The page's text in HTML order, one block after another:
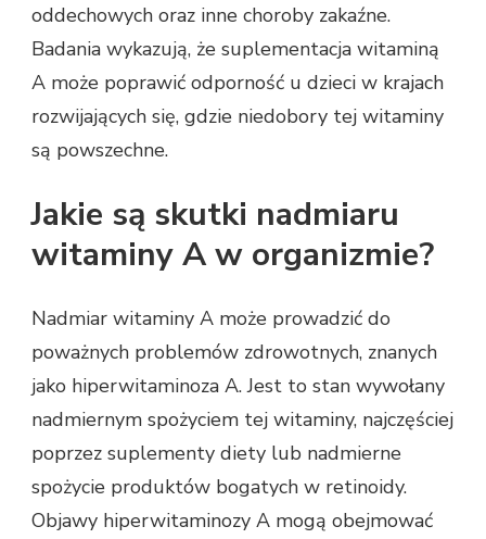
oddechowych oraz inne choroby zakaźne.
Badania wykazują, że suplementacja witaminą
A może poprawić odporność u dzieci w krajach
rozwijających się, gdzie niedobory tej witaminy
są powszechne.
Jakie są skutki nadmiaru
witaminy A w organizmie?
Nadmiar witaminy A może prowadzić do
poważnych problemów zdrowotnych, znanych
jako hiperwitaminoza A. Jest to stan wywołany
nadmiernym spożyciem tej witaminy, najczęściej
poprzez suplementy diety lub nadmierne
spożycie produktów bogatych w retinoidy.
Objawy hiperwitaminozy A mogą obejmować